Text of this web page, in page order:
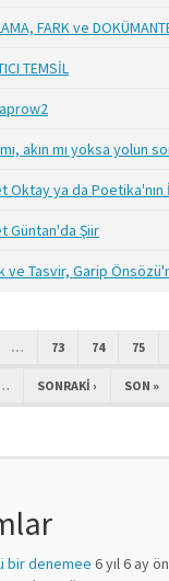
FARK ve
TEMSİL
akın mı yoksa yolun
Oktay ya da Poetika'nın
Güntan'da Şiir
ve Tasvir, Garip
… 73 74 75
SONRAKI › SON »
bir denemee 6 yıl 6 ay